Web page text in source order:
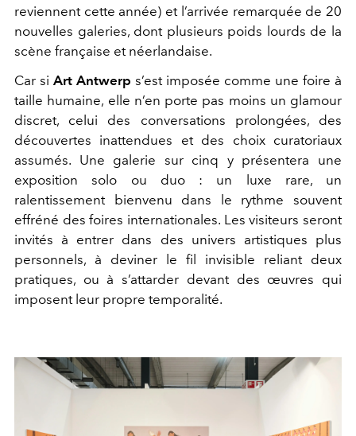
reviennent cette année) et l’arrivée remarquée de 20
nouvelles galeries, dont plusieurs poids lourds de la
scène française et néerlandaise.
Car si Art Antwerp s’est imposée comme une foire à
taille humaine, elle n’en porte pas moins un glamour
discret, celui des conversations prolongées, des
découvertes inattendues et des choix curatoriaux
assumés. Une galerie sur cinq y présentera une
exposition solo ou duo : un luxe rare, un
ralentissement bienvenu dans le rythme souvent
effréné des foires internationales. Les visiteurs seront
invités à entrer dans des univers artistiques plus
personnels, à deviner le fil invisible reliant deux
pratiques, ou à s’attarder devant des œuvres qui
imposent leur propre temporalité.